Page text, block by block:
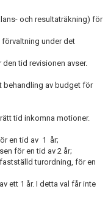
och resultaträkning) för
under det
tid revisionen avser.
av budget för
tid inkomna motioner.
en tid av 1 år;
för en tid av 2 år;
turordning, för en
1 år. I detta val får inte